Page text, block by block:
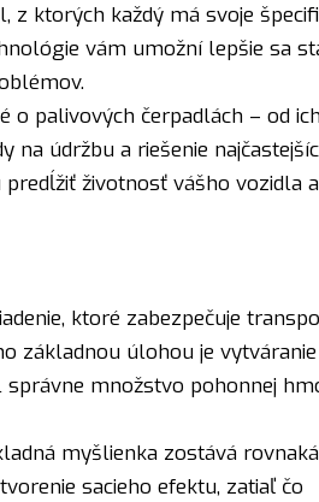
z ktorých každý má svoje
vám umožní lepšie sa
o palivových čerpadlách – od ich
na údržbu a riešenie
životnosť vášho vozidla a
ktoré zabezpečuje
základnou úlohou je vytváranie
množstvo pohonnej
myšlienka zostává
sacieho efektu, zatiaľ čo